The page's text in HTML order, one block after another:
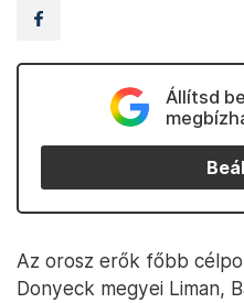
Állítsd
Az orosz erők főbb
Donyeck megyei Liman,